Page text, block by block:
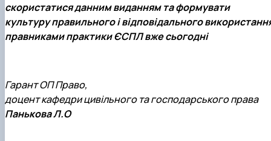
скористатися данним виданням та формувати
культуру правильного і відповідального
правниками практики ЄСПЛ вже сьогодні
Гарант ОП Право,
доцент кафедри цивільного та господарського права
Панькова Л.О